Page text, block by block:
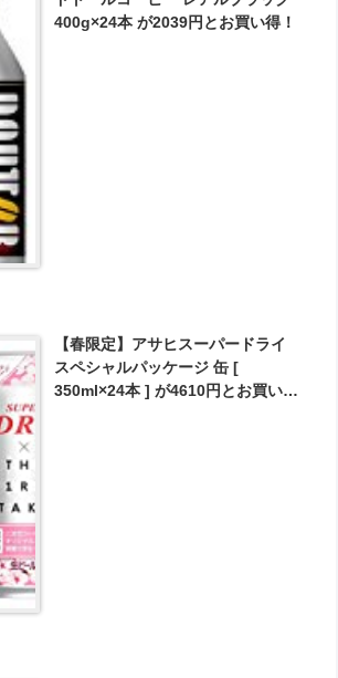
400g×24本 が2039円とお買い得！
【春限定】アサヒスーパードライ
スペシャルパッケージ 缶 [
350ml×24本 ] が4610円とお買い